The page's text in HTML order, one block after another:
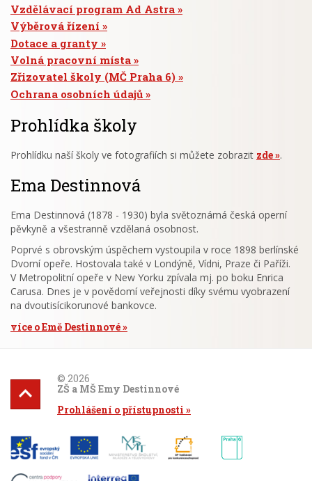
Vzdělávací program Ad Astra
Výběrová řízení
Dotace a granty
Volná pracovní místa
Zřizovatel školy (MČ Praha 6)
Ochrana osobních údajů
Prohlídka školy
Prohlídku naší školy ve fotografiích si můžete zobrazit zde .
Ema Destinnová
Ema Destinnová (1878 - 1930) byla světoznámá česká operní
pěvkyně a všestranně vzdělaná osobnost.
Poprvé s obrovským úspěchem vystoupila v roce 1898 berlínské
Dvorní opeře. Hostovala také v Londýně, Vídni, Praze či Paříži.
V Metropolitní opeře v New Yorku zpívala mj. po boku Enrica
Carusa. Dnes je v povědomí veřejnosti díky svému vyobrazení
na dvoutisícikorunové bankovce.
více o Emě Destinnové
© 2026
ZŠ a MŠ Emy Destinnové
Prohlášení o přístupnosti